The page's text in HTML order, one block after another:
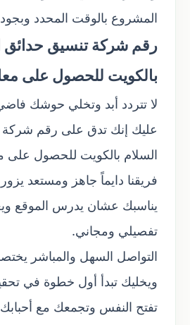
المشروع بالوقت المحدد
رقم شركة تنسيق حدائق
بالكويت للحصول على
لا تتردد أبد وتخلي حوشك
عليك إنك تدق على رقم شركة
السلام بالكويت للحصول على
فريقنا دايماً جاهز ومستعد
يناسبك عشان يدرس الموقع
تفصيلي ومجاني.
التواصل السهل والمباشر
ويخليك تبدأ أول خطوة في
تفتح النفس وتجمعك مع أحبابك